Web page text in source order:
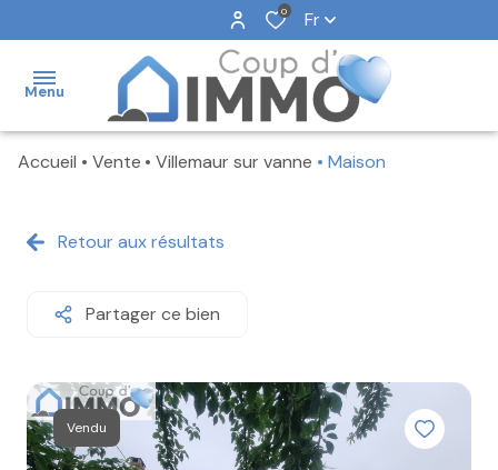
0 Fr
Menu
NOS
NOS
NOTRE
AGENCE
Accueil Vente Villemaur sur vanne Maison
Retour aux résultats
Partager ce bien
Vendu